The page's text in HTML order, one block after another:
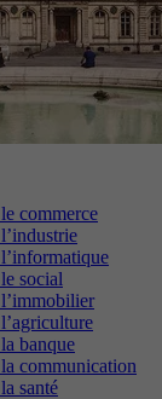
commerce
social
banque
communication
santé